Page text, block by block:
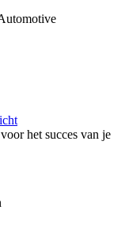
het succes van je